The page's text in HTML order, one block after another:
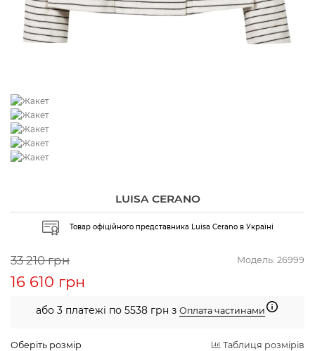
LUISA CERANO
Товар офіційного представника Luisa Cerano в Україні
Модель: 26999
33 210 грн
16 610 грн
або 3 платежі по 5538 грн з Оплата частинами
Оберіть розмір Таблиця розмірів